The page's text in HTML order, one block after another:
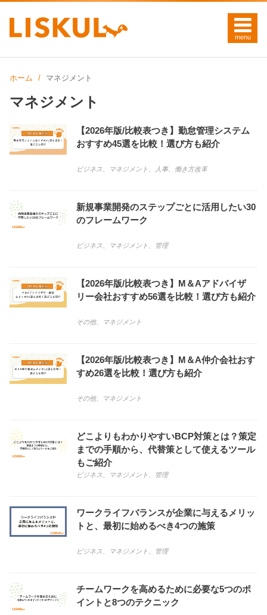
ホーム マネジメント
マネジメント
【2026年版/比較表つき】勤怠管理システム
おすすめ45選を比較！選び方も紹介
ビジネス マネジメント 人事、 働き方改革
新規事業開発のステップごとに活用したい30
のフレームワーク
ビジネス マネジメント 管理
【2026年版/比較表つき】M＆Aアドバイザ
リー会社おすすめ56選を比較！選び方も紹介
その他、 マネジメント
【2026年版/比較表つき】M＆A仲介会社おす
すめ26選を比較！選び方も紹介
その他、 マネジメント
どこよりもわかりやすいBCP対策とは？策定
までの手順から、代替策として使えるツール
もご紹介
ビジネス マネジメント 管理
ワークライフバランスが企業に与えるメリッ
トと、最初に始めるべき4つの施策
ビジネス マネジメント 管理
チームワークを高めるために必要な5つのポ
イントと8つのテクニック